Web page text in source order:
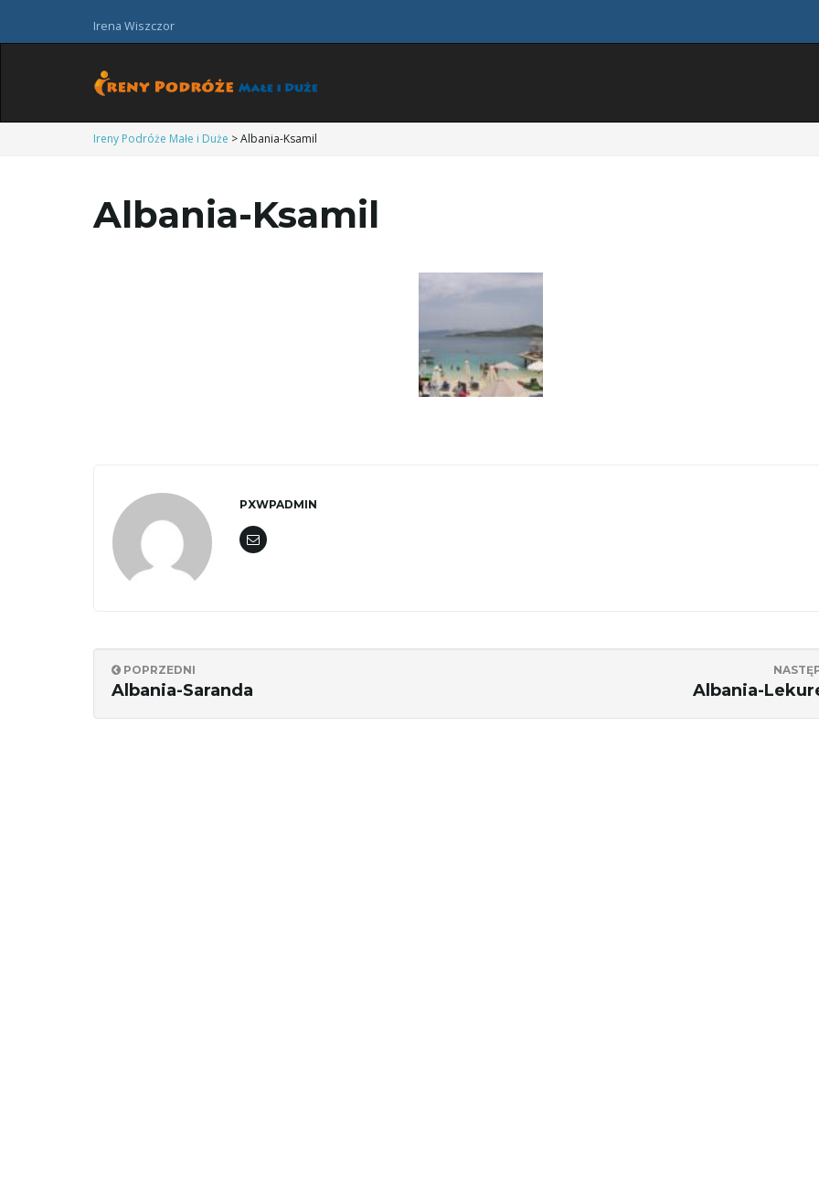
Irena Wiszczor
Ireny Podróże Małe i Duże >Albania-Ksamil
Albania-Ksamil
PXWPADMIN
POPRZEDNI
Albania-Saranda Albania-